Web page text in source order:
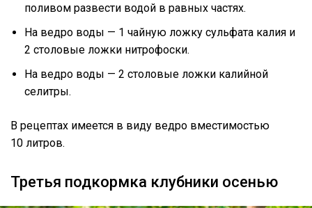
поливом развести водой в равных частях.
На ведро воды — 1 чайную ложку сульфата калия и
2 столовые ложки нитрофоски.
На ведро воды — 2 столовые ложки калийной
селитры.
В рецептах имеется в виду ведро вместимостью
10 литров.
Третья подкормка клубники осенью